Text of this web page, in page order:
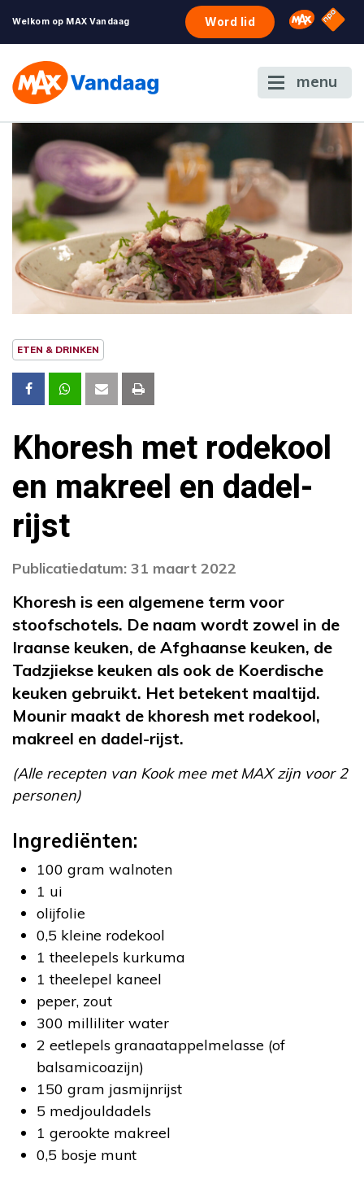
Welkom op MAX Vandaag Word lid Omroep
NPO
menu
ETEN & DRINKEN
Khoresh met rodekool
en makreel en dadel-
rijst
Publicatiedatum: 31 maart 2022
Khoresh is een algemene term voor
stoofschotels. De naam wordt zowel in de
Iraanse keuken, de Afghaanse keuken, de
Tadzjiekse keuken als ook de Koerdische
keuken gebruikt. Het betekent maaltijd.
Mounir maakt de khoresh met rodekool,
makreel en dadel-rijst.
(Alle recepten van Kook mee met MAX zijn voor 2
personen)
Ingrediënten:
100 gram walnoten
1 ui
olijfolie
0,5 kleine rodekool
1 theelepels kurkuma
1 theelepel kaneel
peper, zout
300 milliliter water
2 eetlepels granaatappelmelasse (of
balsamicoazijn)
150 gram jasmijnrijst
5 medjouldadels
1 gerookte makreel
0,5 bosje munt